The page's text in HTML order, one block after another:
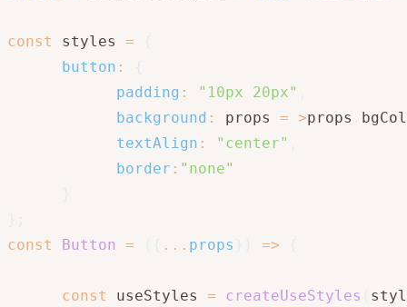
const styles =
button :
padding : "10px 20px"
background : props = >props
textAlign : "center"
border : "none"
const
Button = ... props =>
const useStyles = createUseStyles